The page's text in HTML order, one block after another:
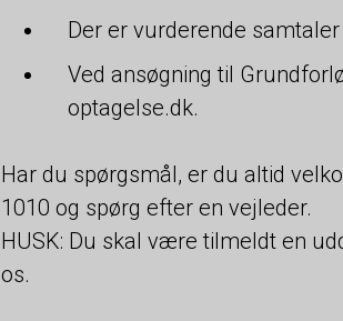
Der er vurderende
Ved ansøgning til
optagelse.dk.
Har du spørgsmål, er du altid
1010 og spørg efter en vejleder.
HUSK: Du skal være tilmeldt en
os.